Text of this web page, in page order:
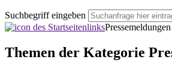
Suchbegriff eingeben
Pressemeldungen
Themen der Kategorie